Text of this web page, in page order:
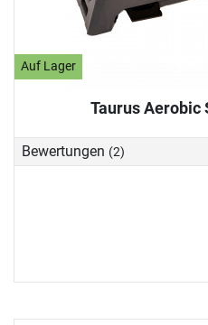
Auf Lager
Taurus Aerobic
Bewertungen (2)